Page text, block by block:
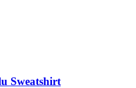
Sweatshirt